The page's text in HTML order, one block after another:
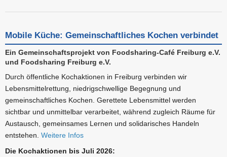
Mobile Küche: Gemeinschaftliches Kochen verbindet
Ein Gemeinschaftsprojekt von Foodsharing-Café Freiburg e.V.
und Foodsharing Freiburg e.V.
Durch öffentliche Kochaktionen in Freiburg verbinden wir
Lebensmittelrettung, niedrigschwellige Begegnung und
gemeinschaftliches Kochen. Gerettete Lebensmittel werden
sichtbar und unmittelbar verarbeitet, während zugleich Räume für
Austausch, gemeinsames Lernen und solidarisches Handeln
entstehen. Weitere Infos
Die Kochaktionen bis Juli 2026: